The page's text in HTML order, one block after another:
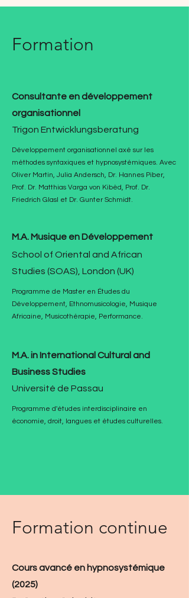
Formation
Consultante en développement
organisationnel
Trigon Entwicklungsberatung
Développement organisationnel axé sur les
méthodes syntaxiques et hypnosystémiques. Avec
Oliver Martin, Julia Andersch, Dr. Hannes Piber,
Prof. Dr. Matthias Varga von Kibèd, Prof. Dr.
Friedrich Glasl et Dr. Gunter Schmidt.
School of Oriental and African
Studies (SOAS), London (UK)
M.A. Musique en Développement
Programme de Master en Études du
Développement, Ethnomusicologie, Musique
Africaine, Musicothérapie, Performance.
M.A. in International Cultural and
Business Studies
Université de Passau
Programme d'études interdisciplinaire en
économie, droit, langues et études culturelles.
Formation continue
Cours avancé en hypnosystémique
(2025)